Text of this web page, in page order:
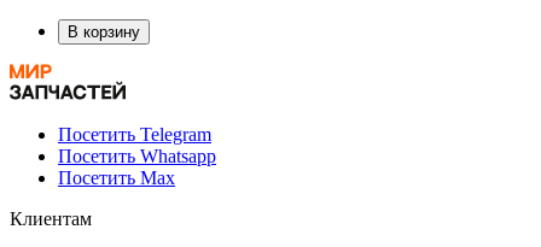
В корзину
Посетить Telegram
Посетить Whatsapp
Посетить Max
Клиентам